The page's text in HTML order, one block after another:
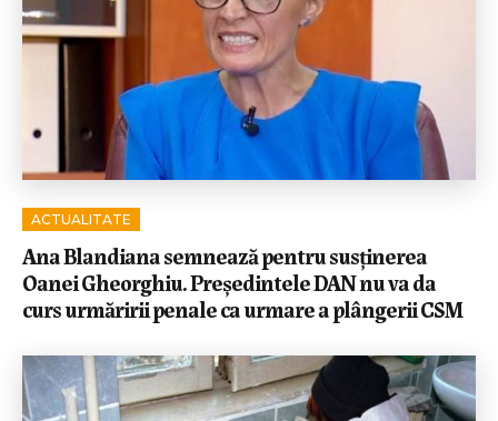
ACTUALITATE
Ana Blandiana semnează pentru susținerea
Oanei Gheorghiu. Președintele DAN nu va da
curs urmăririi penale ca urmare a plângerii CSM